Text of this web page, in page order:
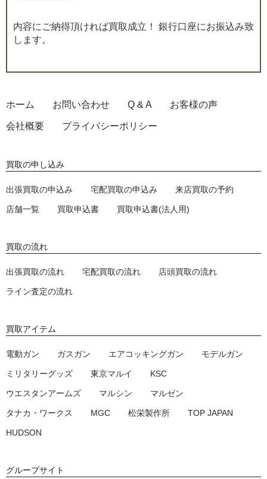
内容にご納得頂ければ買取成立！ 銀行口座にお振込み致
します。
ホーム お問い合わせ Q & A お客様の声
会社概要 プライバシーポリシー
買取の申し込み
出張買取の申込み 宅配買取の申込み 来店買取の予約
店舗一覧 買取申込書 買取申込書(法人用)
買取の流れ
出張買取の流れ 宅配買取の流れ 店頭買取の流れ
ライン査定の流れ
買取アイテム
電動ガン ガスガン エアコッキングガン モデルガン
ミリタリーグッズ 東京マルイ KSC
ウエスタンアームズ マルシン マルゼン
タナカ・ワークス MGC 松栄製作所 TOP JAPAN
HUDSON
グループサイト